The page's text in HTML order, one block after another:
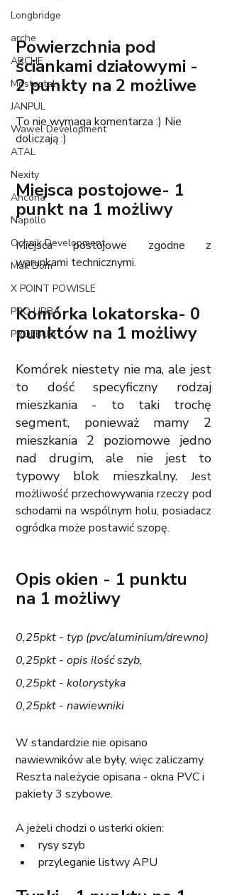
Longbridge
arche
ARCHE
Mostostal
JANPUL
Wawel Development
ATAL
Nexity
Ancona
Napollo
Ochnik Development
Mak Dom
X POINT POWISLE
PRO URBA
PROFBUD
Powierzchnia pod
ściankami działowymi -
2 punkty na 2 możliwe
To nie wymaga komentarza :) Nie
doliczają :)
Miejsca postojowe- 1
punkt na 1 możliwy
Miejsca postojowe zgodne z
warunkami technicznymi.
Komórka lokatorska- 0
punktów na 1 możliwy
Komórek niestety nie ma, ale jest
to dość specyficzny rodzaj
mieszkania - to taki trochę
segment, ponieważ mamy 2
mieszkania 2 poziomowe jedno
nad drugim, ale nie jest to
typowy blok mieszkalny. Jest
możliwość przechowywania rzeczy pod
schodami na wspólnym holu, posiadacz
ogródka może postawić szopę.
Opis okien - 1 punktu
na 1 możliwy
0,25pkt - typ (pvc/aluminium/drewno)
0,25pkt - opis ilość szyb,
0,25pkt - kolorystyka
0,25pkt - nawiewniki
W standardzie nie opisano
nawiewników ale były, więc zaliczamy.
Reszta należycie opisana - okna PVC i
pakiety 3 szybowe.
A jeżeli chodzi o usterki okien:
rysy szyb
przyleganie listwy APU